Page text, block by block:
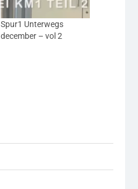
Spur1 Unterwegs
december – vol 2